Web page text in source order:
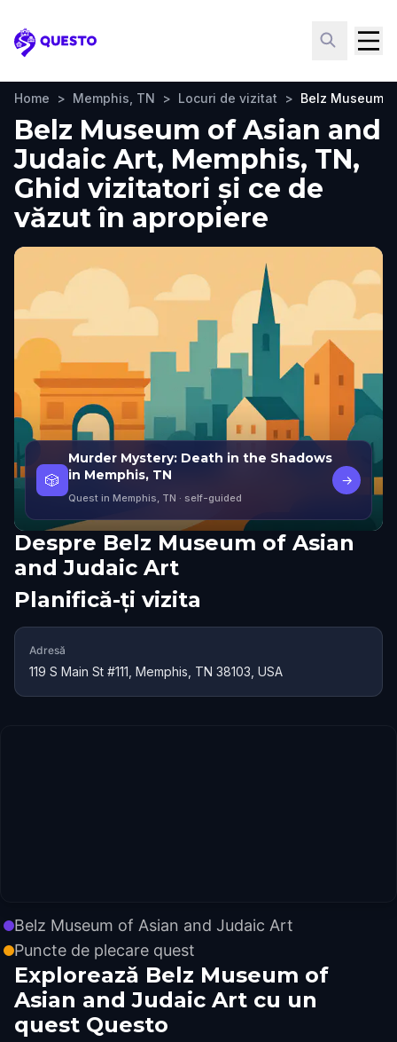
Questo
Home > Memphis, TN > Locuri de vizitat > Belz Museum
Belz Museum of Asian and
Judaic Art, Memphis, TN,
Ghid vizitatori și ce de
văzut în apropiere
🎲
Murder Mystery: Death in the Shadows
in Memphis, TN
Quest in Memphis, TN · self-guided
→
Despre Belz Museum of Asian
and Judaic Art
Planifică-ți vizita
Adresă
119 S Main St #111, Memphis, TN 38103, USA
Belz Museum of Asian and Judaic Art
Puncte de plecare quest
Explorează Belz Museum of
Asian and Judaic Art cu un
quest Questo